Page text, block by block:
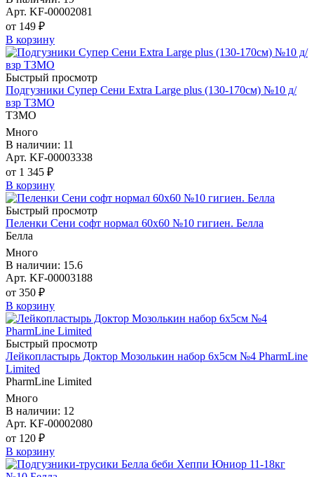
Арт. KF-00002081
от 149 ₽
В корзину
Быстрый просмотр
Подгузники Супер Сени Extra Large plus (130-170см) №10 д/
взр ТЗМО
ТЗМО
Много
В наличии: 11
Арт. KF-00003338
от 1 345 ₽
В корзину
Быстрый просмотр
Пеленки Сени софт нормал 60х60 №10 гигиен. Белла
Белла
Много
В наличии: 15.6
Арт. KF-00003188
от 350 ₽
В корзину
Быстрый просмотр
Лейкопластырь Доктор Мозолькин набор 6х5см №4 PharmLine
Limited
PharmLine Limited
Много
В наличии: 12
Арт. KF-00002080
от 120 ₽
В корзину